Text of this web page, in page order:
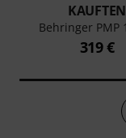
KAUFTEN
Behringer PMP
319 €